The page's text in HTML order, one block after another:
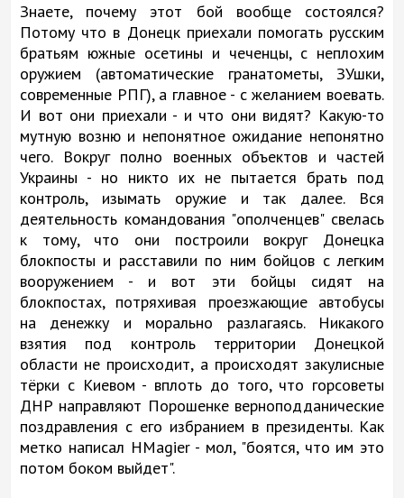
Знаете, почему этот бой вообще состоялся?
Потому что в Донецк приехали помогать русским
братьям южные осетины и чеченцы, с неплохим
оружием (автоматические гранатометы, ЗУшки,
современные РПГ), а главное - с желанием воевать.
И вот они приехали - и что они видят? Какую-то
мутную возню и непонятное ожидание непонятно
чего. Вокруг полно военных объектов и частей
Украины - но никто их не пытается брать под
контроль, изымать оружие и так далее. Вся
деятельность командования "ополченцев" свелась
к тому, что они построили вокруг Донецка
блокпосты и расставили по ним бойцов с легким
вооружением - и вот эти бойцы сидят на
блокпостах, потряхивая проезжающие автобусы
на денежку и морально разлагаясь. Никакого
взятия под контроль территории Донецкой
области не происходит, а происходят закулисные
тёрки с Киевом - вплоть до того, что горсоветы
ДНР направляют Порошенке верноподданические
поздравления с его избранием в президенты. Как
метко написал HMagier - мол, "боятся, что им это
потом боком выйдет".